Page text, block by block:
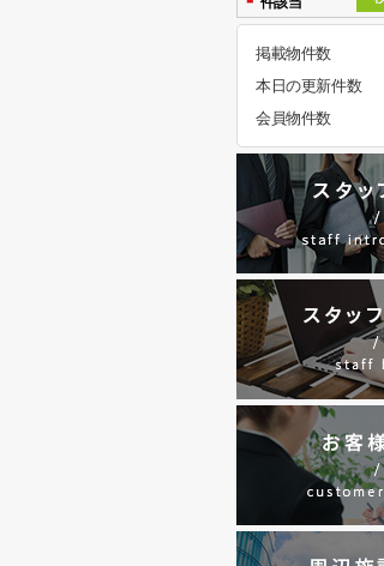
掲載物件数
本日の更新件数
会員物件数